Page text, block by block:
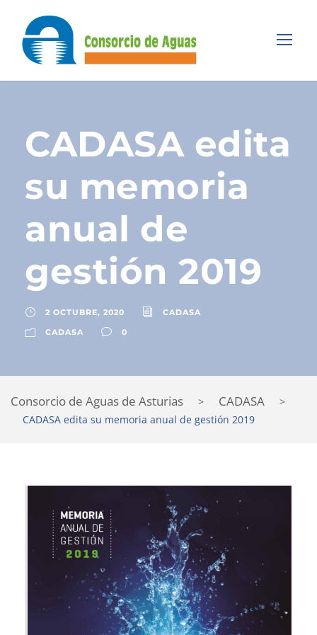
CADASA edita
su memoria
anual de
gestión 2019
2 OCTUBRE, 2020
CADASA
CADASA
0
Consorcio de Aguas de Asturias > CADASA
>
CADASA edita su memoria anual de gestión 2019